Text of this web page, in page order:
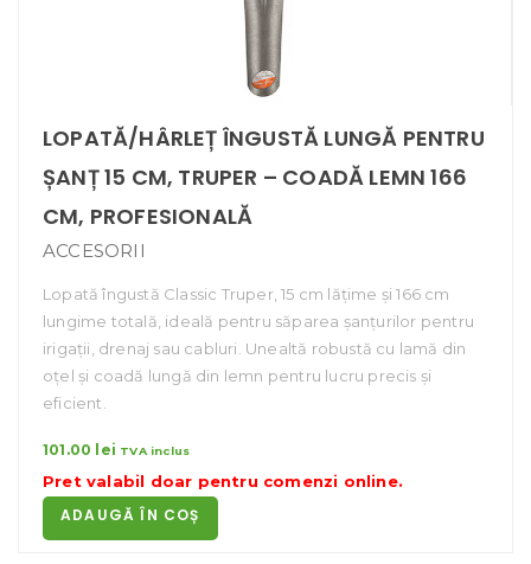
LOPATĂ/HÂRLEȚ ÎNGUSTĂ LUNGĂ PENTRU
ȘANȚ 15 CM, TRUPER – COADĂ LEMN 166
CM, PROFESIONALĂ
ACCESORII
Lopată îngustă Classic Truper, 15 cm lățime și 166 cm
lungime totală, ideală pentru săparea șanțurilor pentru
irigații, drenaj sau cabluri. Unealtă robustă cu lamă din
oțel și coadă lungă din lemn pentru lucru precis și
eficient.
101.00 lei TVA inclus
Pret valabil doar pentru comenzi online.
ADAUGĂ ÎN COȘ